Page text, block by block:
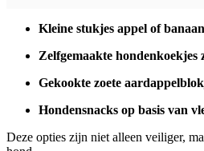
Kleine stukjes appel of
Zelfgemaakte hondenkoekjes
Gekookte zoete
Hondensnacks op basis van
Deze opties zijn niet alleen veiliger,